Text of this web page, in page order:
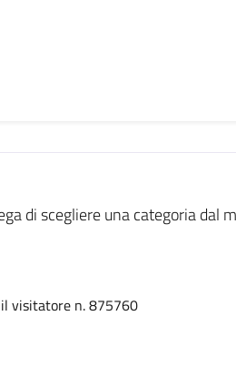
di scegliere una categoria dal
visitatore n. 875760